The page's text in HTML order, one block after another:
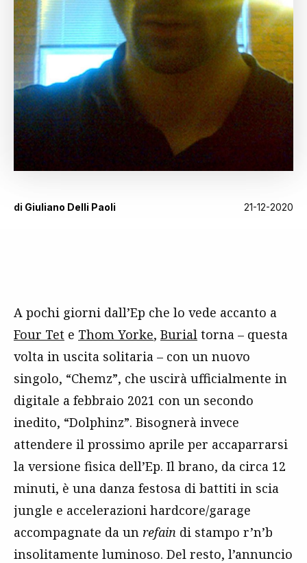
di Giuliano Delli Paoli 21-12-2020
A pochi giorni dall’Ep che lo vede accanto a
Four Tet e Thom Yorke, Burial torna – questa
volta in uscita solitaria – con un nuovo
singolo, “Chemz”, che uscirà ufficialmente in
digitale a febbraio 2021 con un secondo
inedito, “Dolphinz”. Bisognerà invece
attendere il prossimo aprile per accaparrarsi
la versione fisica dell’Ep. Il brano, da circa 12
minuti, è una danza festosa di battiti in scia
jungle e accelerazioni hardcore/garage
accompagnate da un refain di stampo r’n’b
insolitamente luminoso. Del resto, l’annuncio